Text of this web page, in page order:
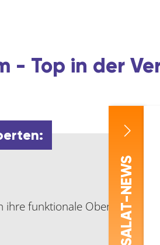
- Top in der
funktionale Oberfläche,
ASALAT
-NEWS